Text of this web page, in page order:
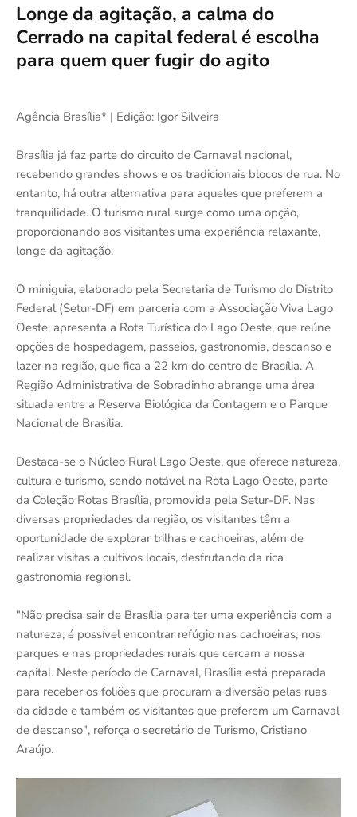
Longe da agitação, a calma do
Cerrado na capital federal é escolha
para quem quer fugir do agito
Agência Brasília* | Edição: Igor Silveira
Brasília já faz parte do circuito de Carnaval nacional,
recebendo grandes shows e os tradicionais blocos de rua. No
entanto, há outra alternativa para aqueles que preferem a
tranquilidade. O turismo rural surge como uma opção,
proporcionando aos visitantes uma experiência relaxante,
longe da agitação.
O miniguia, elaborado pela Secretaria de Turismo do Distrito
Federal (Setur-DF) em parceria com a Associação Viva Lago
Oeste, apresenta a Rota Turística do Lago Oeste, que reúne
opções de hospedagem, passeios, gastronomia, descanso e
lazer na região, que fica a 22 km do centro de Brasília. A
Região Administrativa de Sobradinho abrange uma área
situada entre a Reserva Biológica da Contagem e o Parque
Nacional de Brasília.
Destaca-se o Núcleo Rural Lago Oeste, que oferece natureza,
cultura e turismo, sendo notável na Rota Lago Oeste, parte
da Coleção Rotas Brasília, promovida pela Setur-DF. Nas
diversas propriedades da região, os visitantes têm a
oportunidade de explorar trilhas e cachoeiras, além de
realizar visitas a cultivos locais, desfrutando da rica
gastronomia regional.
"Não precisa sair de Brasília para ter uma experiência com a
natureza; é possível encontrar refúgio nas cachoeiras, nos
parques e nas propriedades rurais que cercam a nossa
capital. Neste período de Carnaval, Brasília está preparada
para receber os foliões que procuram a diversão pelas ruas
da cidade e também os visitantes que preferem um Carnaval
de descanso", reforça o secretário de Turismo, Cristiano
Araújo.